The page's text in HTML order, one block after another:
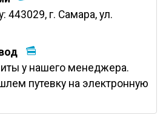
443029, г. Самара, ул.
у нашего менеджера.
путевку на электронную